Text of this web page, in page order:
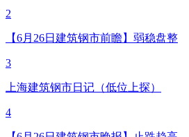
2
【6月26日建筑钢市前瞻】弱稳盘整
3
上海建筑钢市日记（低位上探）
4